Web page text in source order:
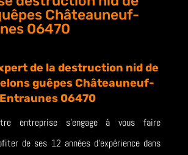
Châteauneuf-
06470
de la destruction nid de
guêpes Châteauneuf-
06470
entreprise s’engage à vous faire
de ses 12 années d’expérience dans